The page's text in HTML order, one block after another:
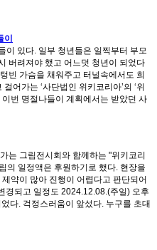
이
이 있다. 일부 청년들은 일찍부터 부모
버려져야 했고 어느덧 청년이 되었다
빈 가슴을 채워주고 터널속에서도 희
어가는 ‘사단법인 위키코리아’의 ‘위
번 명절나들이 계획에서는 받았던 사
는 그림전시회와 함께하는 "위키코리
의 일정액은 후원하기로 했다. 현장을
약이 많아 진행이 어렵다고 판단되어
경되고 일정도 2024.12.08.(주일) 오후
다. 걱정스러움이 앞섰다. 누구를 초대